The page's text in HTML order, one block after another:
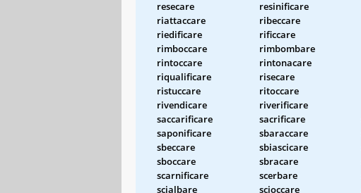
resecare
resinificare
riattaccare
ribeccare
riedificare
rificcare
rimboccare
rimbombare
rintoccare
rintonacare
riqualificare
risecare
ristuccare
ritoccare
rivendicare
riverificare
saccarificare
sacrificare
saponificare
sbaraccare
sbeccare
sbiascicare
sboccare
sbracare
scarnificare
scerbare
scialbare
scioccare